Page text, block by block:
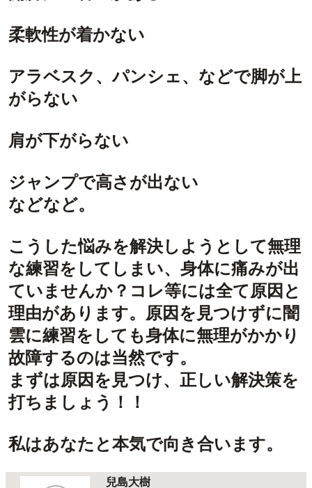
柔軟性が着かない
アラベスク、パンシェ、などで脚が上
がらない
肩が下がらない
ジャンプで高さが出ない
などなど。
こうした悩みを解決しようとして無理
な練習をしてしまい、身体に痛みが出
ていませんか？コレ等には全て原因と
理由があります。原因を見つけずに闇
雲に練習をしても身体に無理がかかり
故障するのは当然です。
まずは原因を見つけ、正しい解決策を
打ちましょう！！
私はあなたと本気で向き合います。
兒島大樹